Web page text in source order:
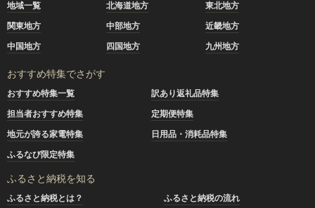
地域一覧 北海道地方
東北地方
関東地方
中部地方
近畿地方
中国地方
四国地方 九州地方
おすすめ特集でさがす
おすすめ特集一覧
訳あり返礼品特集
担当者おすすめ特集
定期便特集
地元が誇る家電特集
日用品・消耗品特集
ふるなび限定特集
ふるさと納税を知る
ふるさと納税とは？
ふるさと納税の流れ